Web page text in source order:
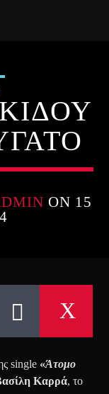
ON 15
single «Άτομο
Καρρά, το